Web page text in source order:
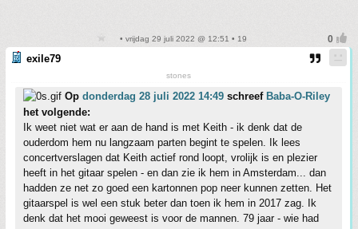
• vrijdag 29 juli 2022 @ 12:51 • 19
exile79
stones
Op donderdag 28 juli 2022 14:49 schreef Baba-O-Riley
het volgende:
Ik weet niet wat er aan de hand is met Keith - ik denk dat de
ouderdom hem nu langzaam parten begint te spelen. Ik lees
concertverslagen dat Keith actief rond loopt, vrolijk is en plezier
heeft in het gitaar spelen - en dan zie ik hem in Amsterdam... dan
hadden ze net zo goed een kartonnen pop neer kunnen zetten. Het
gitaarspel is wel een stuk beter dan toen ik hem in 2017 zag. Ik
denk dat het mooi geweest is voor de mannen. 79 jaar - wie had